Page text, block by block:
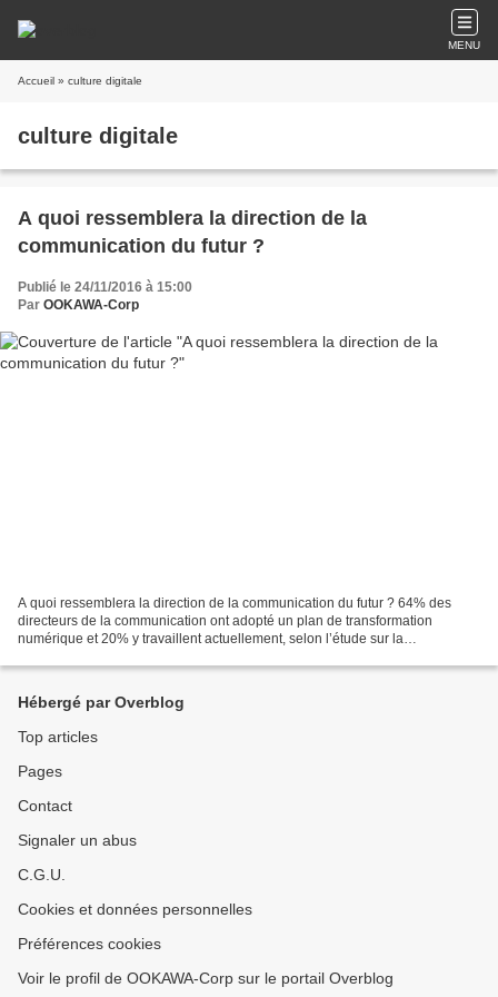
MENU
Accueil » culture digitale
culture digitale
A quoi ressemblera la direction de la
communication du futur ?
Publié le 24/11/2016 à 15:00
Par OOKAWA-Corp
A quoi ressemblera la direction de la communication du futur ? 64% des
directeurs de la communication ont adopté un plan de transformation
numérique et 20% y travaillent actuellement, selon l’étude sur la
Hébergé par Overblog
Top articles
Pages
Contact
Signaler un abus
C.G.U.
Cookies et données personnelles
Préférences cookies
Voir le profil de OOKAWA-Corp sur le portail Overblog